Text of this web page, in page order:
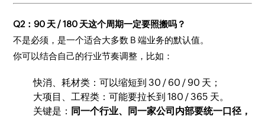
Q2：90 天 / 180 天这个周期一定要照搬吗？
不是必须，是一个适合大多数 B 端业务的默认值。
你可以结合自己的行业节奏调整，比如：
快消、耗材类：可以缩短到 30 / 60 / 90 天；
大项目、工程类：可能要拉长到 180 / 365 天。
关键是： 同一个行业、同一家公司内部要统一口径，